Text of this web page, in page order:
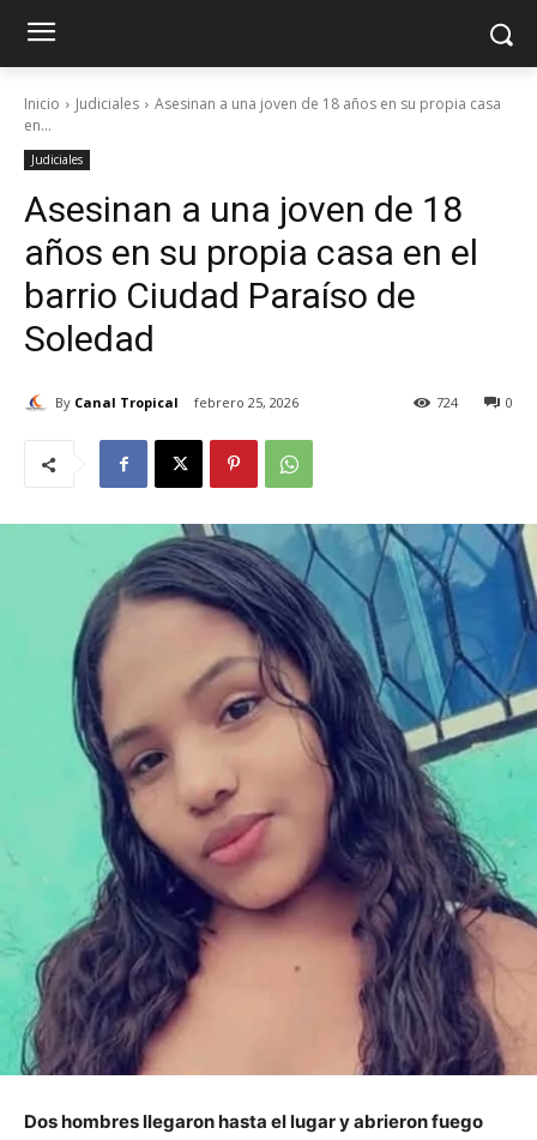
Inicio Judiciales
Asesinan a una joven de 18 años en su propia casa
en...
Judiciales
Asesinan a una joven de 18
años en su propia casa en el
barrio Ciudad Paraíso de
Soledad
By Canal Tropical febrero 25, 2026 0
724
Dos hombres llegaron hasta el lugar y abrieron fuego